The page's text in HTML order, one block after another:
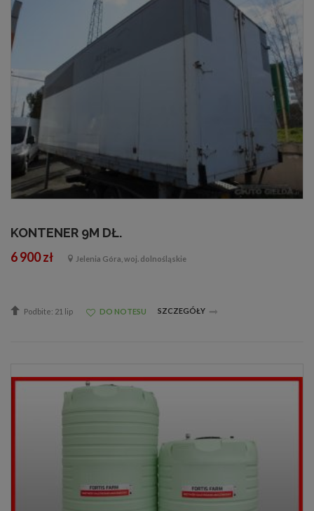
KONTENER 9M DŁ.
6 900 zł Jelenia Góra, woj. dolnośląskie
Podbite: 21 lip DO NOTESU SZCZEGÓŁY